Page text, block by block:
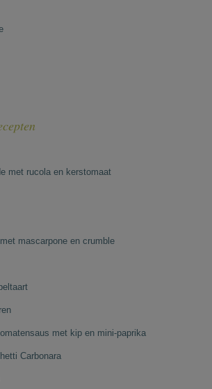
met rucola en kerstomaat
mascarpone en crumble
met kip en mini-paprika
Carbonara